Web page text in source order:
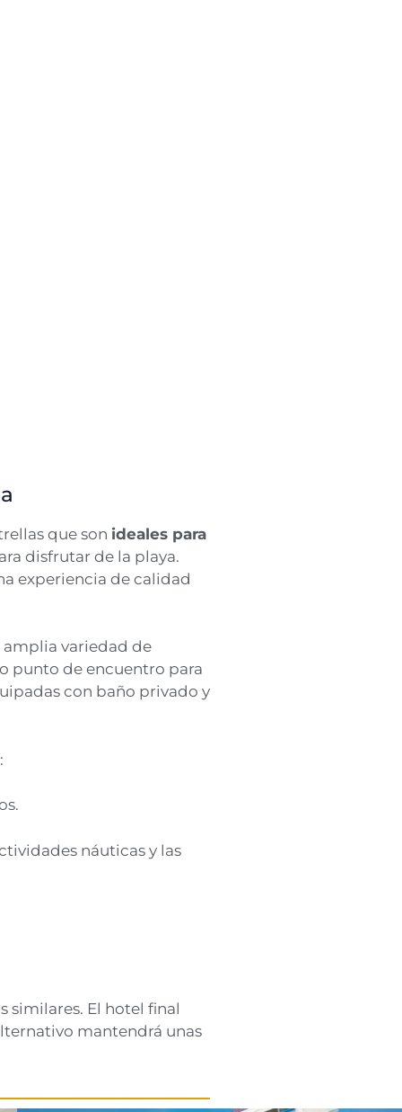
que son ideales para
disfrutar de la playa.
experiencia de calidad
amplia variedad de
punto de encuentro para
con baño privado y
náuticas y las
similares. El hotel final
mantendrá unas